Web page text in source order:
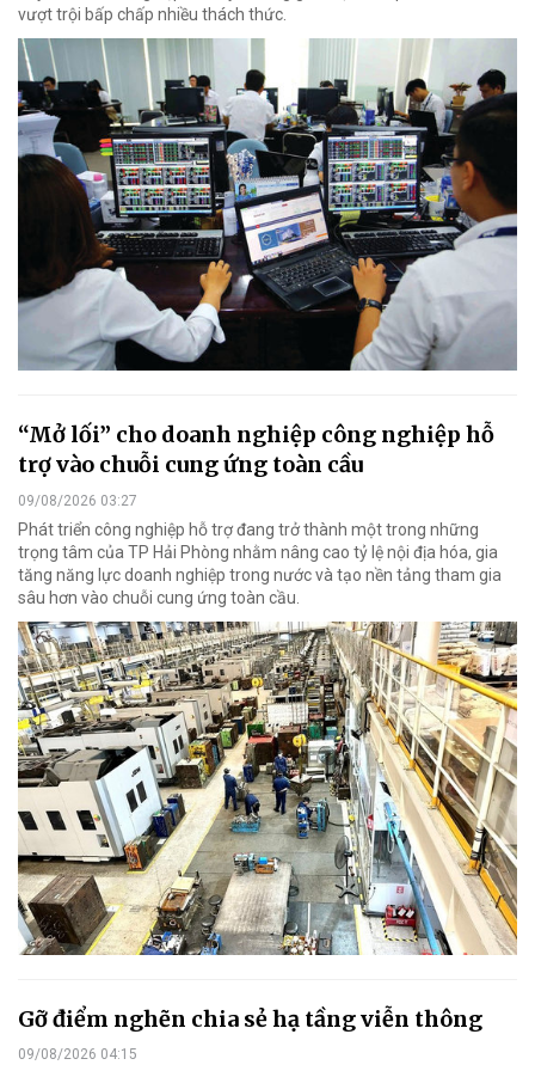
vượt trội bấp chấp nhiều thách thức.
“Mở lối” cho doanh nghiệp công nghiệp hỗ
trợ vào chuỗi cung ứng toàn cầu
09/08/2026 03:27
Phát triển công nghiệp hỗ trợ đang trở thành một trong những
trọng tâm của TP Hải Phòng nhằm nâng cao tỷ lệ nội địa hóa, gia
tăng năng lực doanh nghiệp trong nước và tạo nền tảng tham gia
sâu hơn vào chuỗi cung ứng toàn cầu.
Gỡ điểm nghẽn chia sẻ hạ tầng viễn thông
09/08/2026 04:15